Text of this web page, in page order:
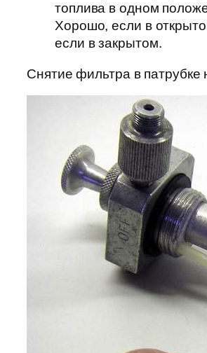
топлива в одном
Хорошо, если в
если в закрытом.
Снятие фильтра в патрубке